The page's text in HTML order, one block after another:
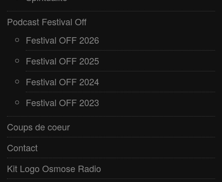
Podcast Festival Off
Festival OFF 2026
Festival OFF 2025
Festival OFF 2024
Festival OFF 2023
Coups de coeur
Contact
Kit Logo Osmose Radio